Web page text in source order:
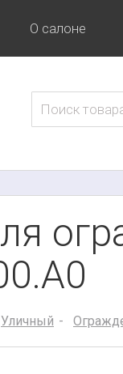
О салоне
Уличный